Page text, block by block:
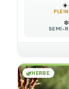
☀️
❄️
SEMI-
🌿HERBE